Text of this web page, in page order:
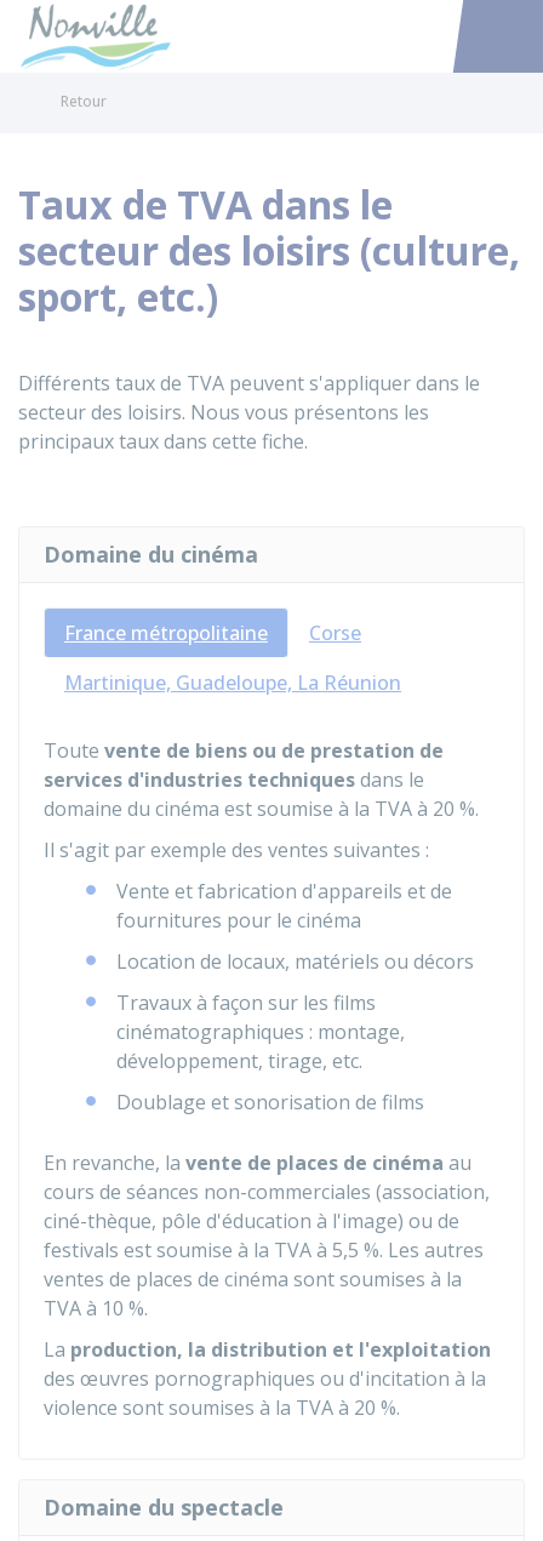
Accéder
Retour
Taux de TVA dans le
secteur des loisirs (culture,
sport, etc.)
Différents taux de TVA peuvent s'appliquer dans le
secteur des loisirs. Nous vous présentons les
principaux taux dans cette fiche.
Domaine du cinéma
France métropolitaine
Corse
Martinique, Guadeloupe, La Réunion
Toute vente de biens ou de prestation de
services d'industries techniquesdans le
domaine du cinéma est soumise à la TVA à 20 %.
Il s'agit par exemple des ventes suivantes :
Vente et fabrication d'appareils et de
fournitures pour le cinéma
Location de locaux, matériels ou décors
Travaux à façon sur les films
cinématographiques : montage,
développement, tirage, etc.
Doublage et sonorisation de films
En revanche, la vente de places de cinéma au
cours de séances non-commerciales (association,
ciné-thèque, pôle d'éducation à l'image) ou de
festivals est soumise à la TVA à 5,5 %. Les autres
ventes de places de cinéma sont soumises à la
TVA à 10 %.
La production, la distribution et l'exploitation
des œuvres pornographiques ou d'incitation à la
violence sont soumises à la TVA à 20 %.
Domaine du spectacle